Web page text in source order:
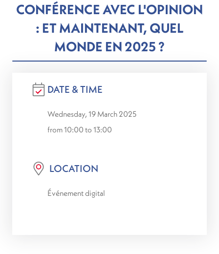
CONFÉRENCE AVEC L'OPINION
: ET MAINTENANT, QUEL
MONDE EN 2025 ?
DATE & TIME
Wednesday, 19 March 2025
from 10:00 to 13:00
LOCATION
Événement digital